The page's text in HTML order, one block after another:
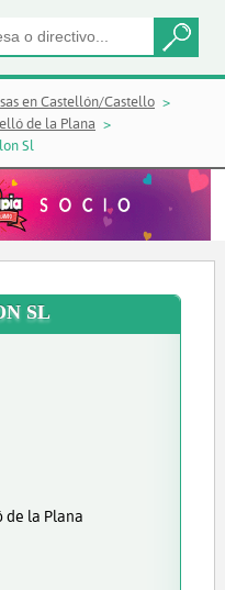
en Castellón/Castello
de la Plana
Sl
SL
de la Plana